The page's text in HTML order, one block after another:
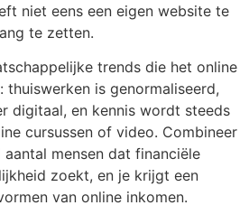
niet eens een eigen website te
te zetten.
trends die het online
thuiswerken is genormaliseerd,
digitaal, en kennis wordt steeds
cursussen of video. Combineer
mensen dat financiële
zoekt, en je krijgt een
van online inkomen.